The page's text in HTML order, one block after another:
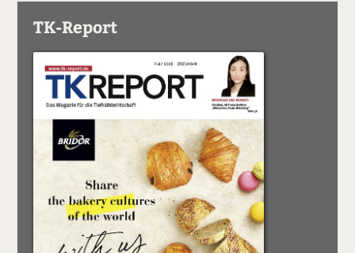
TK-Report